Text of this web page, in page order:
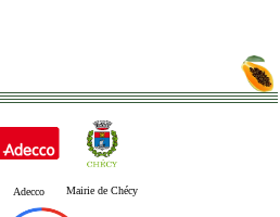
Adecco Mairie de Chécy